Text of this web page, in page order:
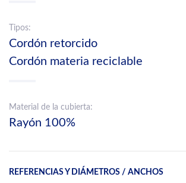
Tipos:
Cordón retorcido
Cordón materia reciclable
Material de la cubierta:
Rayón 100%
REFERENCIAS Y DIÁMETROS / ANCHOS